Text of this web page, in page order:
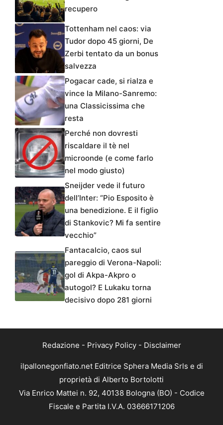
recupero
Tottenham nel caos: via
Tudor dopo 45 giorni, De
Zerbi tentato da un bonus
salvezza
Pogacar cade, si rialza e
vince la Milano-Sanremo:
una Classicissima che
resta
Perché non dovresti
riscaldare il tè nel
microonde (e come farlo
nel modo giusto)
Sneijder vede il futuro
dell’Inter: “Pio Esposito è
una benedizione. E il figlio
di Stankovic? Mi fa sentire
vecchio”
Fantacalcio, caos sul
pareggio di Verona-Napoli:
gol di Akpa-Akpro o
autogol? E Lukaku torna
decisivo dopo 281 giorni
Redazione - Privacy Policy- Disclaimer
ilpallonegonfiato.net Editrice Sphera Media Srls e di
proprietà di Alberto Bortolotti
Via Enrico Mattei n. 92, 40138 Bologna (BO) - Codice
Fiscale e Partita I.V.A. 03666171206